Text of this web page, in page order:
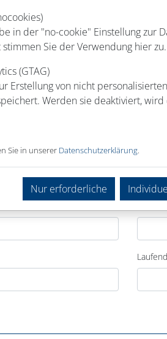
in der "no-cookie" Einstellung zur
Sie der Verwendung hier zu.
(GTAG)
Erstellung von nicht
Werden sie deaktiviert,
Sie in unserer Datenschutzerklärung
Nur erforderliche